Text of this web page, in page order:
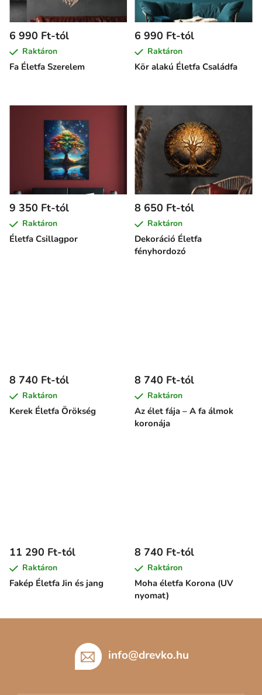
Fa Életfa Szerelem
6 990 Ft-tól
Raktáron
Kör alakú Életfa Családfa
6 990 Ft-tól
Raktáron
Életfa Csillagpor
9 350 Ft-tól
Raktáron
Dekoráció Életfa
fényhordozó
8 650 Ft-tól
Raktáron
Kerek Életfa Örökség
8 740 Ft-tól
Raktáron
Az élet fája – A fa álmok
koronája
8 740 Ft-tól
Raktáron
Fakép Életfa Jin és jang
11 290 Ft-tól
Raktáron
Moha életfa Korona (UV
nyomat)
8 740 Ft-tól
Raktáron
info@drevko.hu